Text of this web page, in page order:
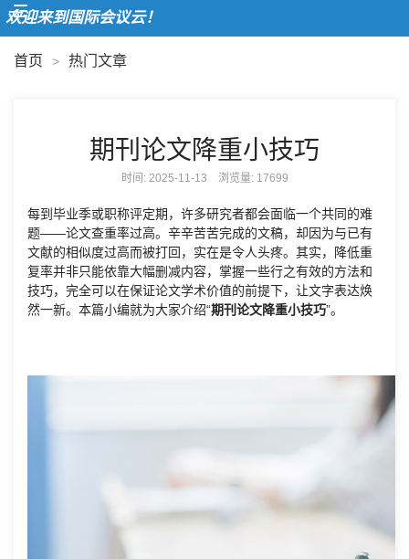
迎来到国际会议云！
首页 > 热门文章
期刊论文降重小技巧
时间: 2025-11-13 浏览量: 17699
每到毕业季或职称评定期，许多研究者都会面临一个共同的难
题——论文查重率过高。辛辛苦苦完成的文稿，却因为与已有
文献的相似度过高而被打回，实在是令人头疼。其实，降低重
复率并非只能依靠大幅删减内容，掌握一些行之有效的方法和
技巧，完全可以在保证论文学术价值的前提下，让文字表达焕
然一新。本篇小编就为大家介绍“期刊论文降重小技巧”。